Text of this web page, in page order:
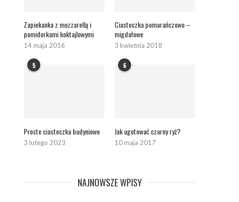
Zapiekanka z mozzarellą i
pomidorkami koktajlowymi
14 maja 2016
Ciasteczka pomarańczowo –
migdałowe
3 kwietnia 2018
5
Proste ciasteczka budyniowe
3 lutego 2023
6
Jak ugotować czarny ryż?
10 maja 2017
NAJNOWSZE WPISY